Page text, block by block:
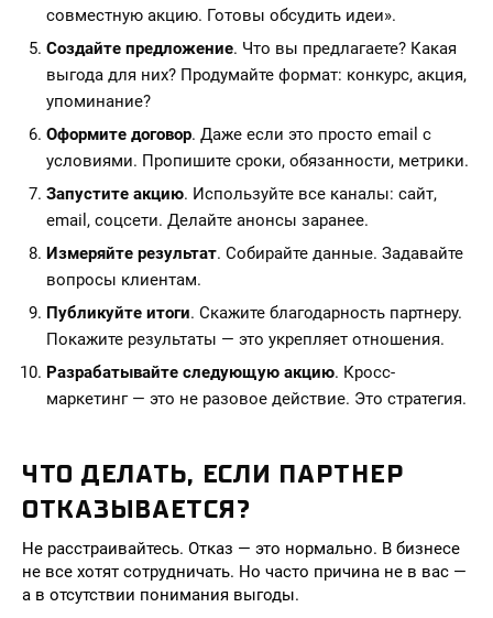
совместную акцию. Готовы обсудить идеи».
Создайте предложение. Что вы предлагаете? Какая
выгода для них? Продумайте формат: конкурс, акция,
упоминание?
Оформите договор. Даже если это просто email с
условиями. Пропишите сроки, обязанности, метрики.
Запустите акцию. Используйте все каналы: сайт,
email, соцсети. Делайте анонсы заранее.
Измеряйте результат. Собирайте данные. Задавайте
вопросы клиентам.
Публикуйте итоги. Скажите благодарность партнеру.
Покажите результаты — это укрепляет отношения.
Разрабатывайте следующую акцию. Кросс-
маркетинг — это не разовое действие. Это стратегия.
ЧТО ДЕЛАТЬ, ЕСЛИ ПАРТНЕР
ОТКАЗЫВАЕТСЯ?
Не расстраивайтесь. Отказ — это нормально. В бизнесе
не все хотят сотрудничать. Но часто причина не в вас —
а в отсутствии понимания выгоды.